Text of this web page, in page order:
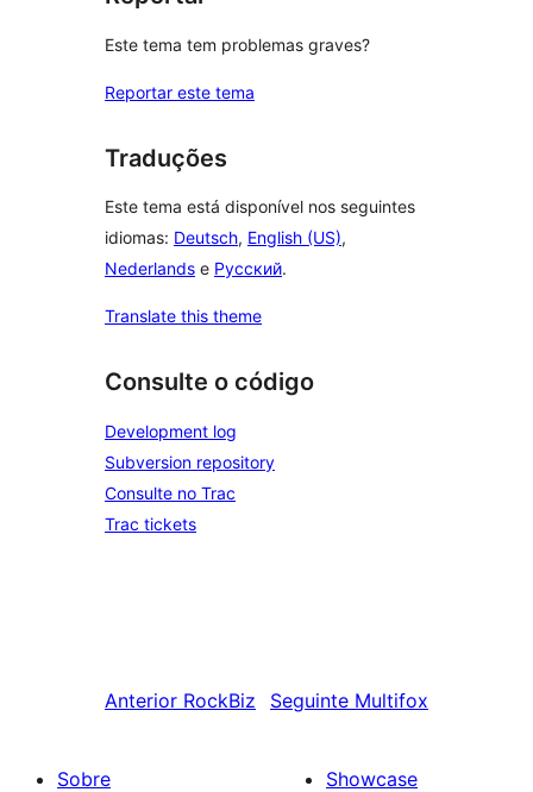
Este tema tem problemas graves?
Reportar este tema
Traduções
Este tema está disponível nos seguintes
idiomas: Deutsch, English (US),
Nederlands e Русский.
Translate this theme
Consulte o código
Development log
Subversion repository
Consulte no Trac
Trac tickets
Anterior RockBiz Seguinte Multifox
Sobre
Showcase